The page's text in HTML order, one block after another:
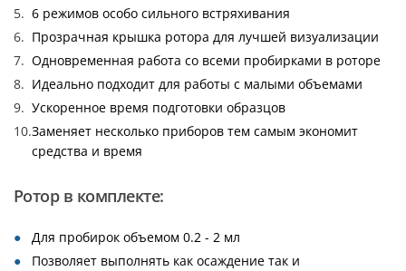
6 режимов особо сильного встряхивания
Прозрачная крышка ротора для лучшей визуализации
Одновременная работа со всеми пробирками в роторе
Идеально подходит для работы с малыми объемами
Ускоренное время подготовки образцов
Заменяет несколько приборов тем самым экономит
средства и время
Ротор в комплекте:
Для пробирок объемом 0.2 - 2 мл
Позволяет выполнять как осаждение так и